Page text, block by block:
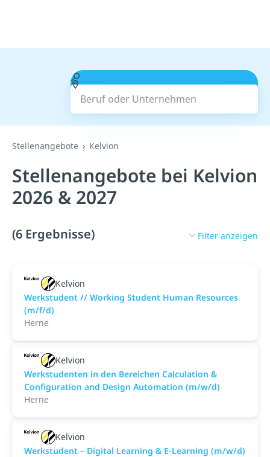
Beruf oder Unternehmen
Suchen
Stellenangebote Kelvion
Stellenangebote bei Kelvion
2026 & 2027
(6 Ergebnisse) Filter anzeigen
Kelvion
Werkstudent // Working Student Human Resources
(m/f/d)
Herne
Kelvion
Werkstudenten in den Bereichen Calculation &
Configuration and Design Automation (m/w/d)
Herne
Kelvion
Werkstudent – Digital Learning & E-Learning (m/w/d)